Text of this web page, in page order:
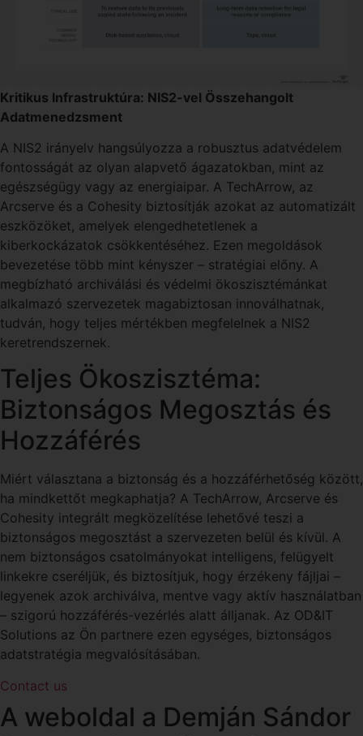
Kritikus Infrastruktúra: NIS2-vel Összehangolt
Adatmenedzsment
A NIS2 irányelv hangsúlyozza a robusztus adatvédelem
fontosságát az olyan alapvető ágazatokban, mint az
egészségügy vagy az energiaipar. A TechArrow, az
Arcserve és a Cohesity biztosítják azokat az automatizált
eszközöket, amelyek elengedhetetlenek a
kiberkockázatok csökkentéséhez. Ezen megoldások
bevezetése több mint kényszer – stratégiai előny. A
megbízható archiválási és védelmi ökoszisztémánkat
alkalmazó szervezetek magabiztosan innoválhatnak,
tudván, hogy teljes mértékben megfelelnek a NIS2
keretrendszernek.
Teljes Ökoszisztéma:
Biztonságos Megosztás és
Hozzáférés
Miért választana a biztonság és a hozzáférhetőség között,
ha mindkettőt megkaphatja? A TechArrow, Arcserve és
Cohesity integrált megközelítése lehetővé teszi a
biztonságos megosztást a szervezeten belül és kívül. A
nem biztonságos csatolmányokat intelligens, felügyelt
linkekre cseréljük, és biztosítjuk, hogy érzékeny fájljai –
legyenek azok archiválva, mentve vagy aktív használatban
– szigorú hozzáférés-vezérlés alatt álljanak. Az OD&IT
Solutions az Ön partnere ezen egységes, biztonságos
adatstratégia megvalósításában.
Contact us
A weboldal a Demján Sándor